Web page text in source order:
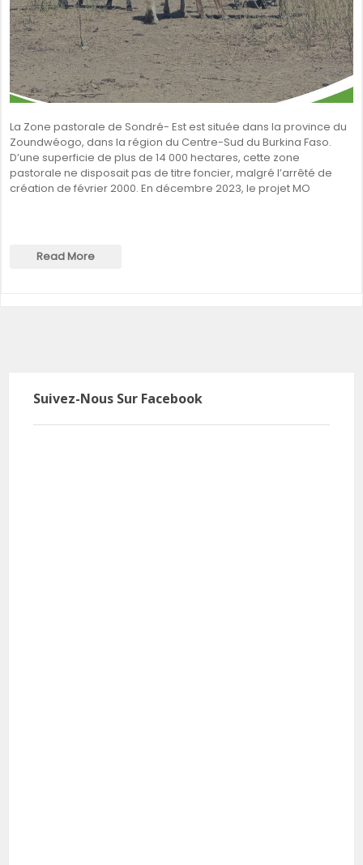
La Zone pastorale de Sondré- Est est située dans la province du
Zoundwéogo, dans la région du Centre-Sud du Burkina Faso.
D’une superficie de plus de 14 000 hectares, cette zone
pastorale ne disposait pas de titre foncier, malgré l’arrêté de
création de février 2000. En décembre 2023, le projet MO
Read More
Suivez-Nous Sur Facebook